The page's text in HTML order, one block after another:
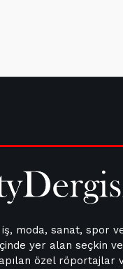
moda, sanat, spor
yer alan seçkin ve
özel röportajlar